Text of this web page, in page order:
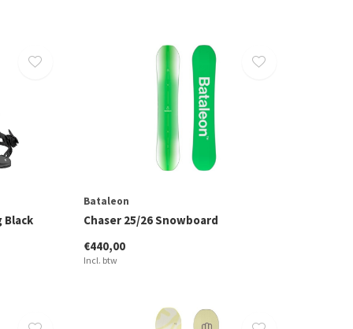
Black
Bataleon
Chaser 25/26 Snowboard
€440,00
Incl. btw